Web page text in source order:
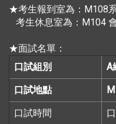
★考生報到室為：M108系
考生休息室為：M104
★面試名單：
口試組別
A
口試地點
口試時間